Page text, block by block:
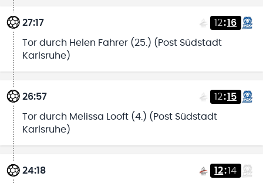
27:17 12:16
Tor durch Helen Fahrer (25.) (Post Südstadt
Karlsruhe)
26:57 12:15
Tor durch Melissa Looft (4.) (Post Südstadt
Karlsruhe)
24:18 12:14